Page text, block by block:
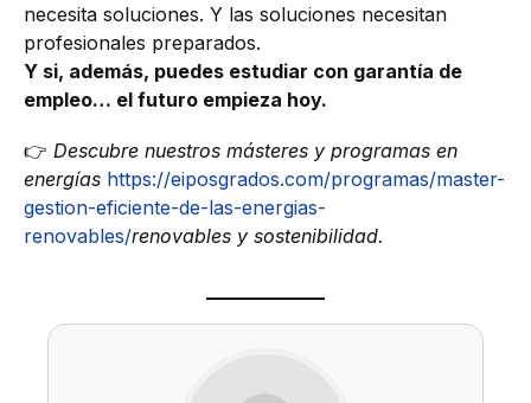
necesita soluciones. Y las soluciones necesitan
profesionales preparados.
Y si, además, puedes estudiar con garantía de
empleo… el futuro empieza hoy.
👉 Descubre nuestros másteres y programas en
energías https://eiposgrados.com/programas/master-
gestion-eficiente-de-las-energias-
renovables/renovables y sostenibilidad.